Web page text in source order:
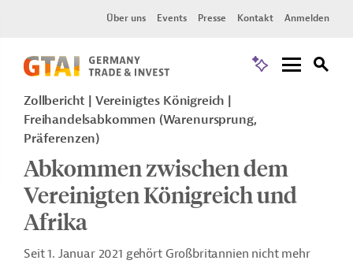
Über uns Events Presse Kontakt Anmelden
Zollbericht
Vereinigtes Königreich
Freihandelsabkommen (Warenursprung,
Präferenzen)
Abkommen zwischen dem
Vereinigten Königreich und
Afrika
Seit 1. Januar 2021 gehört Großbritannien nicht mehr